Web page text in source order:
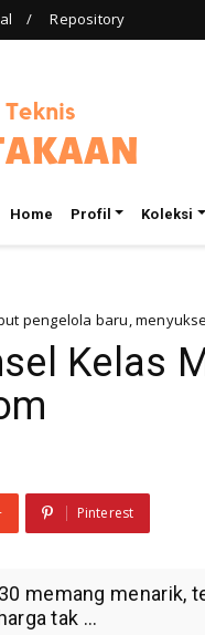
Repository
Home Profil Koleksi
menyukseskan
Kelas
Pinterest
memang menarik,
tak ...